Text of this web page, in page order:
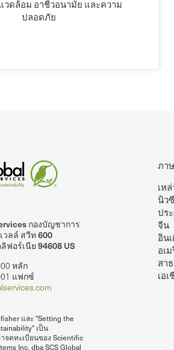
ดล้อม อาชีวอนามัย และความ
ปลอดภัย
กองบัญชาการ
วลล์ สวีท 600
ฟอร์เนีย 94608 US
หลัก
แฟกซ์
และ "Setting the
เป็น
จดทะเบียนของ Scientific
Inc. dba SCS Global
ภา
เห
นิว
ปร
จีน
อิน
อเ
สา
เอ
บนยูทูบ